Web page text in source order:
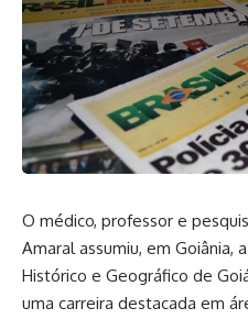
O médico, professor e
Amaral assumiu, em Goiânia,
Histórico e Geográfico de
uma carreira destacada em